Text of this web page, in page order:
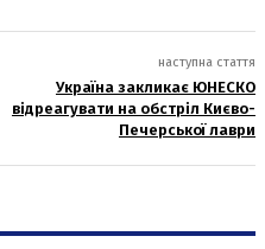
наступна стаття
Україна закликає ЮНЕСКО
відреагувати на обстріл Києво-
Печерської лаври